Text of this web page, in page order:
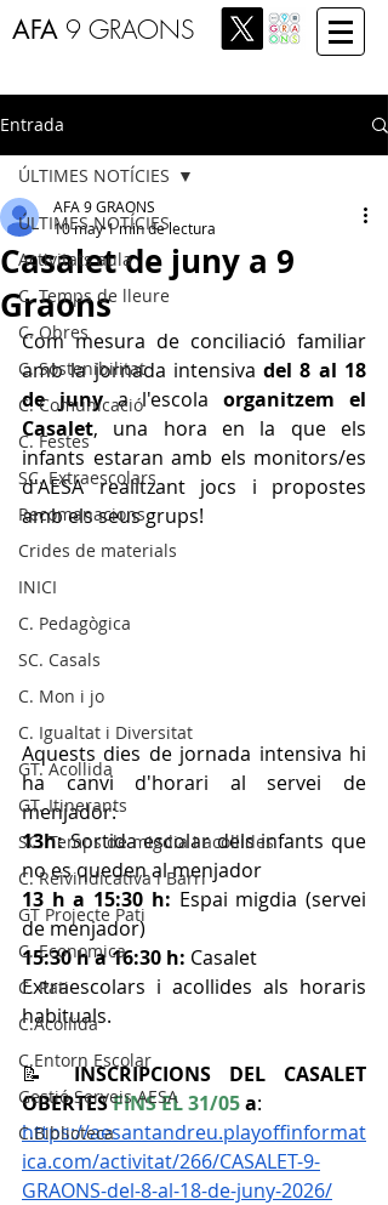
AFA 9 GRAONS
Entrada
ÚLTIMES NOTÍCIES
Activitats aula
C. Temps de lleure
C. Obres
C. Sostenibilitat
C. Comunicació
C. Festes
SC. Extraescolars
Recomanacions
Crides de materials
INICI
C. Pedagògica
SC. Casals
C. Mon i jo
C. Igualtat i Diversitat
GT. Acollida
GT. Itinerants
SC. Temps de migdia i acollides
C. Reivindicativa i Barri
GT Projecte Pati
C. Economica
C. Pati
C.Acollida
C.Entorn Escolar
Gestió Serveis AESA
C.Biblioteca
ÚLTIMES NOTÍCIES
Casalet de juny a 9
Graons
AFA 9 GRAONS
10 may 1 min de lectura
Com mesura de conciliació familiar
amb la jornada intensiva del 8 al 18
de juny a l'escola organitzem el
Casalet, una hora en la que els
infants estaran amb els monitors/es
d'AESA realitzant jocs i propostes
amb els seus grups!
Aquests dies de jornada intensiva hi
ha canvi d'horari al servei de
menjador:
13h: Sortida escolar dels infants que
no es queden al menjador
13 h a 15:30 h: Espai migdia (servei
de menjador)
15:30 h a 16:30 h: Casalet
Extraescolars i acollides als horaris
habituals.
📝 INSCRIPCIONS DEL CASALET
OBERTES FINS EL 31/05 a:
https://aesantandreu.playoffinformat
ica.com/activitat/266/CASALET-9-
GRAONS-del-8-al-18-de-juny-2026/